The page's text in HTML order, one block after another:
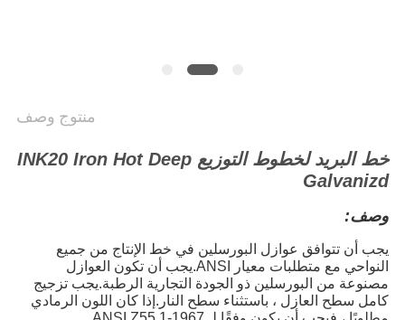
منتوج وصف
خط البريد لخطوط التوزيع INK20 Iron Hot Deep
Galvanizd
وصف:
يجب أن تتوافق عوازل البورسلين في خط الإنتاج من جميع
النواحي مع متطلبات معيار ANSI.
يجب أن تكون العوازل
مصنوعة من البورسلين ذو الجودة التجارية الرطبة.يجب تزجيج
كامل سطح العازل ، باستثناء سطح النار.إذا كان اللون الرمادي